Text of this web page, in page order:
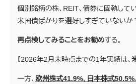
個別銘柄の株、REIT、債券に固執し
米国債ばかりを選好しすぎていない
再点検してみることをお勧めする。
【2026年2月末時点までの1年実績は、
一方、 欧州株式41.9%、 日本株式50.5%、